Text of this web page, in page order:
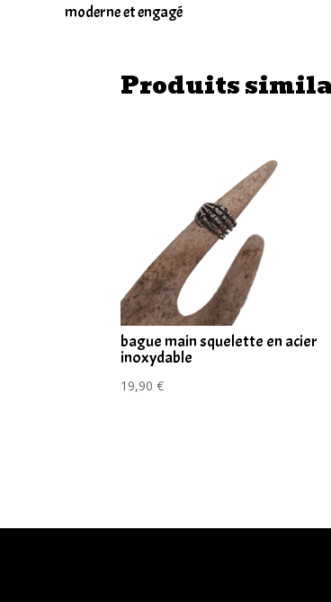
moderne et engagé
Produits
bague main squelette en acier
inoxydable
19,90€